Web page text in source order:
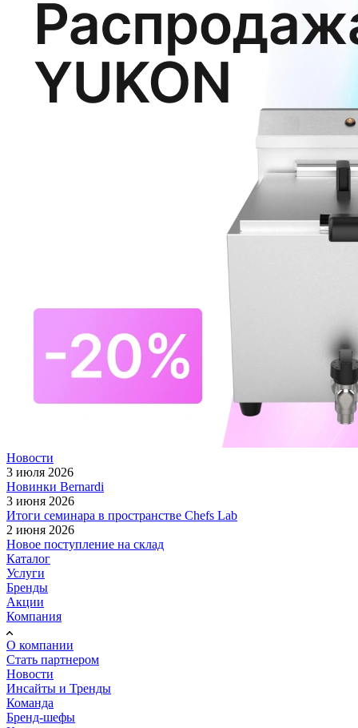
Новости
3 июля 2026
Новинки Bernardi
3 июня 2026
Итоги семинара в пространстве Chefs Lab
2 июня 2026
Новое поступление на склад
Каталог
Услуги
Бренды
Акции
Компания
О компании
Стать партнером
Новости
Инсайты и Тренды
Команда
Бренд-шефы